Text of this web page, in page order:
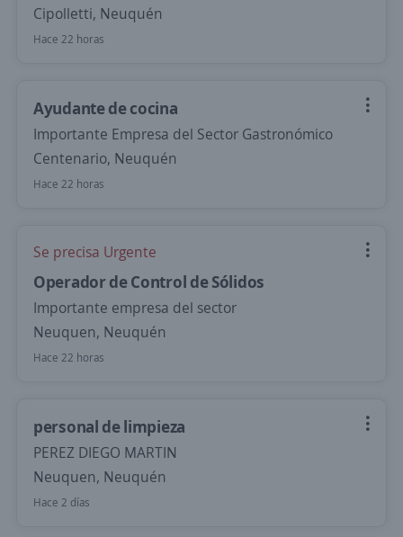
Cipolletti, Neuquén
Hace 22 horas
Ayudante de cocina
Importante Empresa del Sector Gastronómico
Centenario, Neuquén
Hace 22 horas
Se precisa Urgente
Operador de Control de Sólidos
Importante empresa del sector
Neuquen, Neuquén
Hace 22 horas
personal de limpieza
PEREZ DIEGO MARTIN
Neuquen, Neuquén
Hace 2 días